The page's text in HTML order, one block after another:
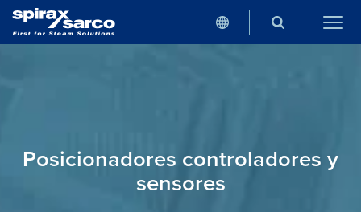
Posicionadores controladores y
sensores